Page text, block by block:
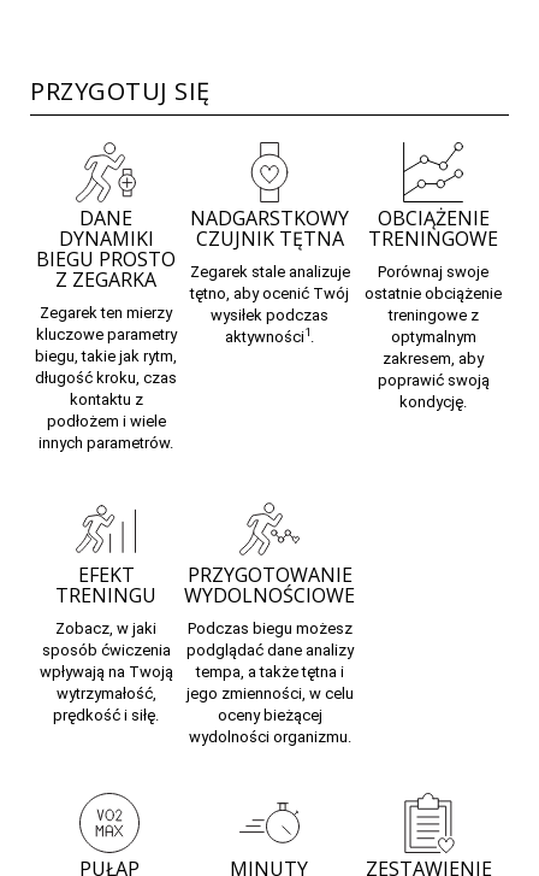
PRZYGOTUJ SIĘ
DANE
DYNAMIKI
BIEGU PROSTO
Z ZEGARKA
Zegarek ten mierzy
kluczowe parametry
biegu, takie jak rytm,
długość kroku, czas
kontaktu z
podłożem i wiele
innych parametrów.
NADGARSTKOWY
CZUJNIK TĘTNA
Zegarek stale analizuje
tętno, aby ocenić Twój
wysiłek podczas
aktywności1
OBCIĄŻENIE
TRENINGOWE
Porównaj swoje
ostatnie obciążenie
treningowe z
optymalnym
zakresem, aby
poprawić swoją
kondycję.
EFEKT
TRENINGU
Zobacz, w jaki
sposób ćwiczenia
wpływają na Twoją
wytrzymałość,
prędkość i siłę.
PRZYGOTOWANIE
WYDOLNOŚCIOWE
Podczas biegu możesz
podglądać dane analizy
tempa, a także tętna i
jego zmienności, w celu
oceny bieżącej
wydolności organizmu.
PUŁAP MINUTY ZESTAWIENIE